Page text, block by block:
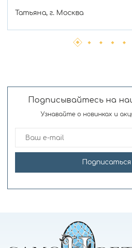
Татьяна, г. Москва
Подписывайтесь на
Узнавайте о новинках и
Подписаться